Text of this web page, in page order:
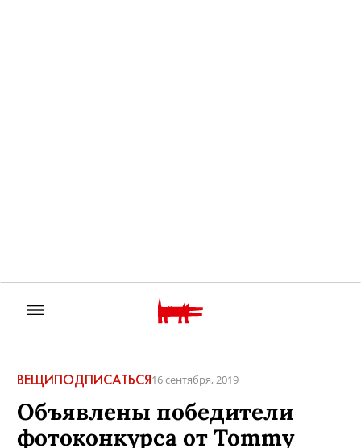
ВЕЩИПОДПИСАТЬСЯ16 сентября, 2019
Объявлены победители
фотоконкурса от Tommy